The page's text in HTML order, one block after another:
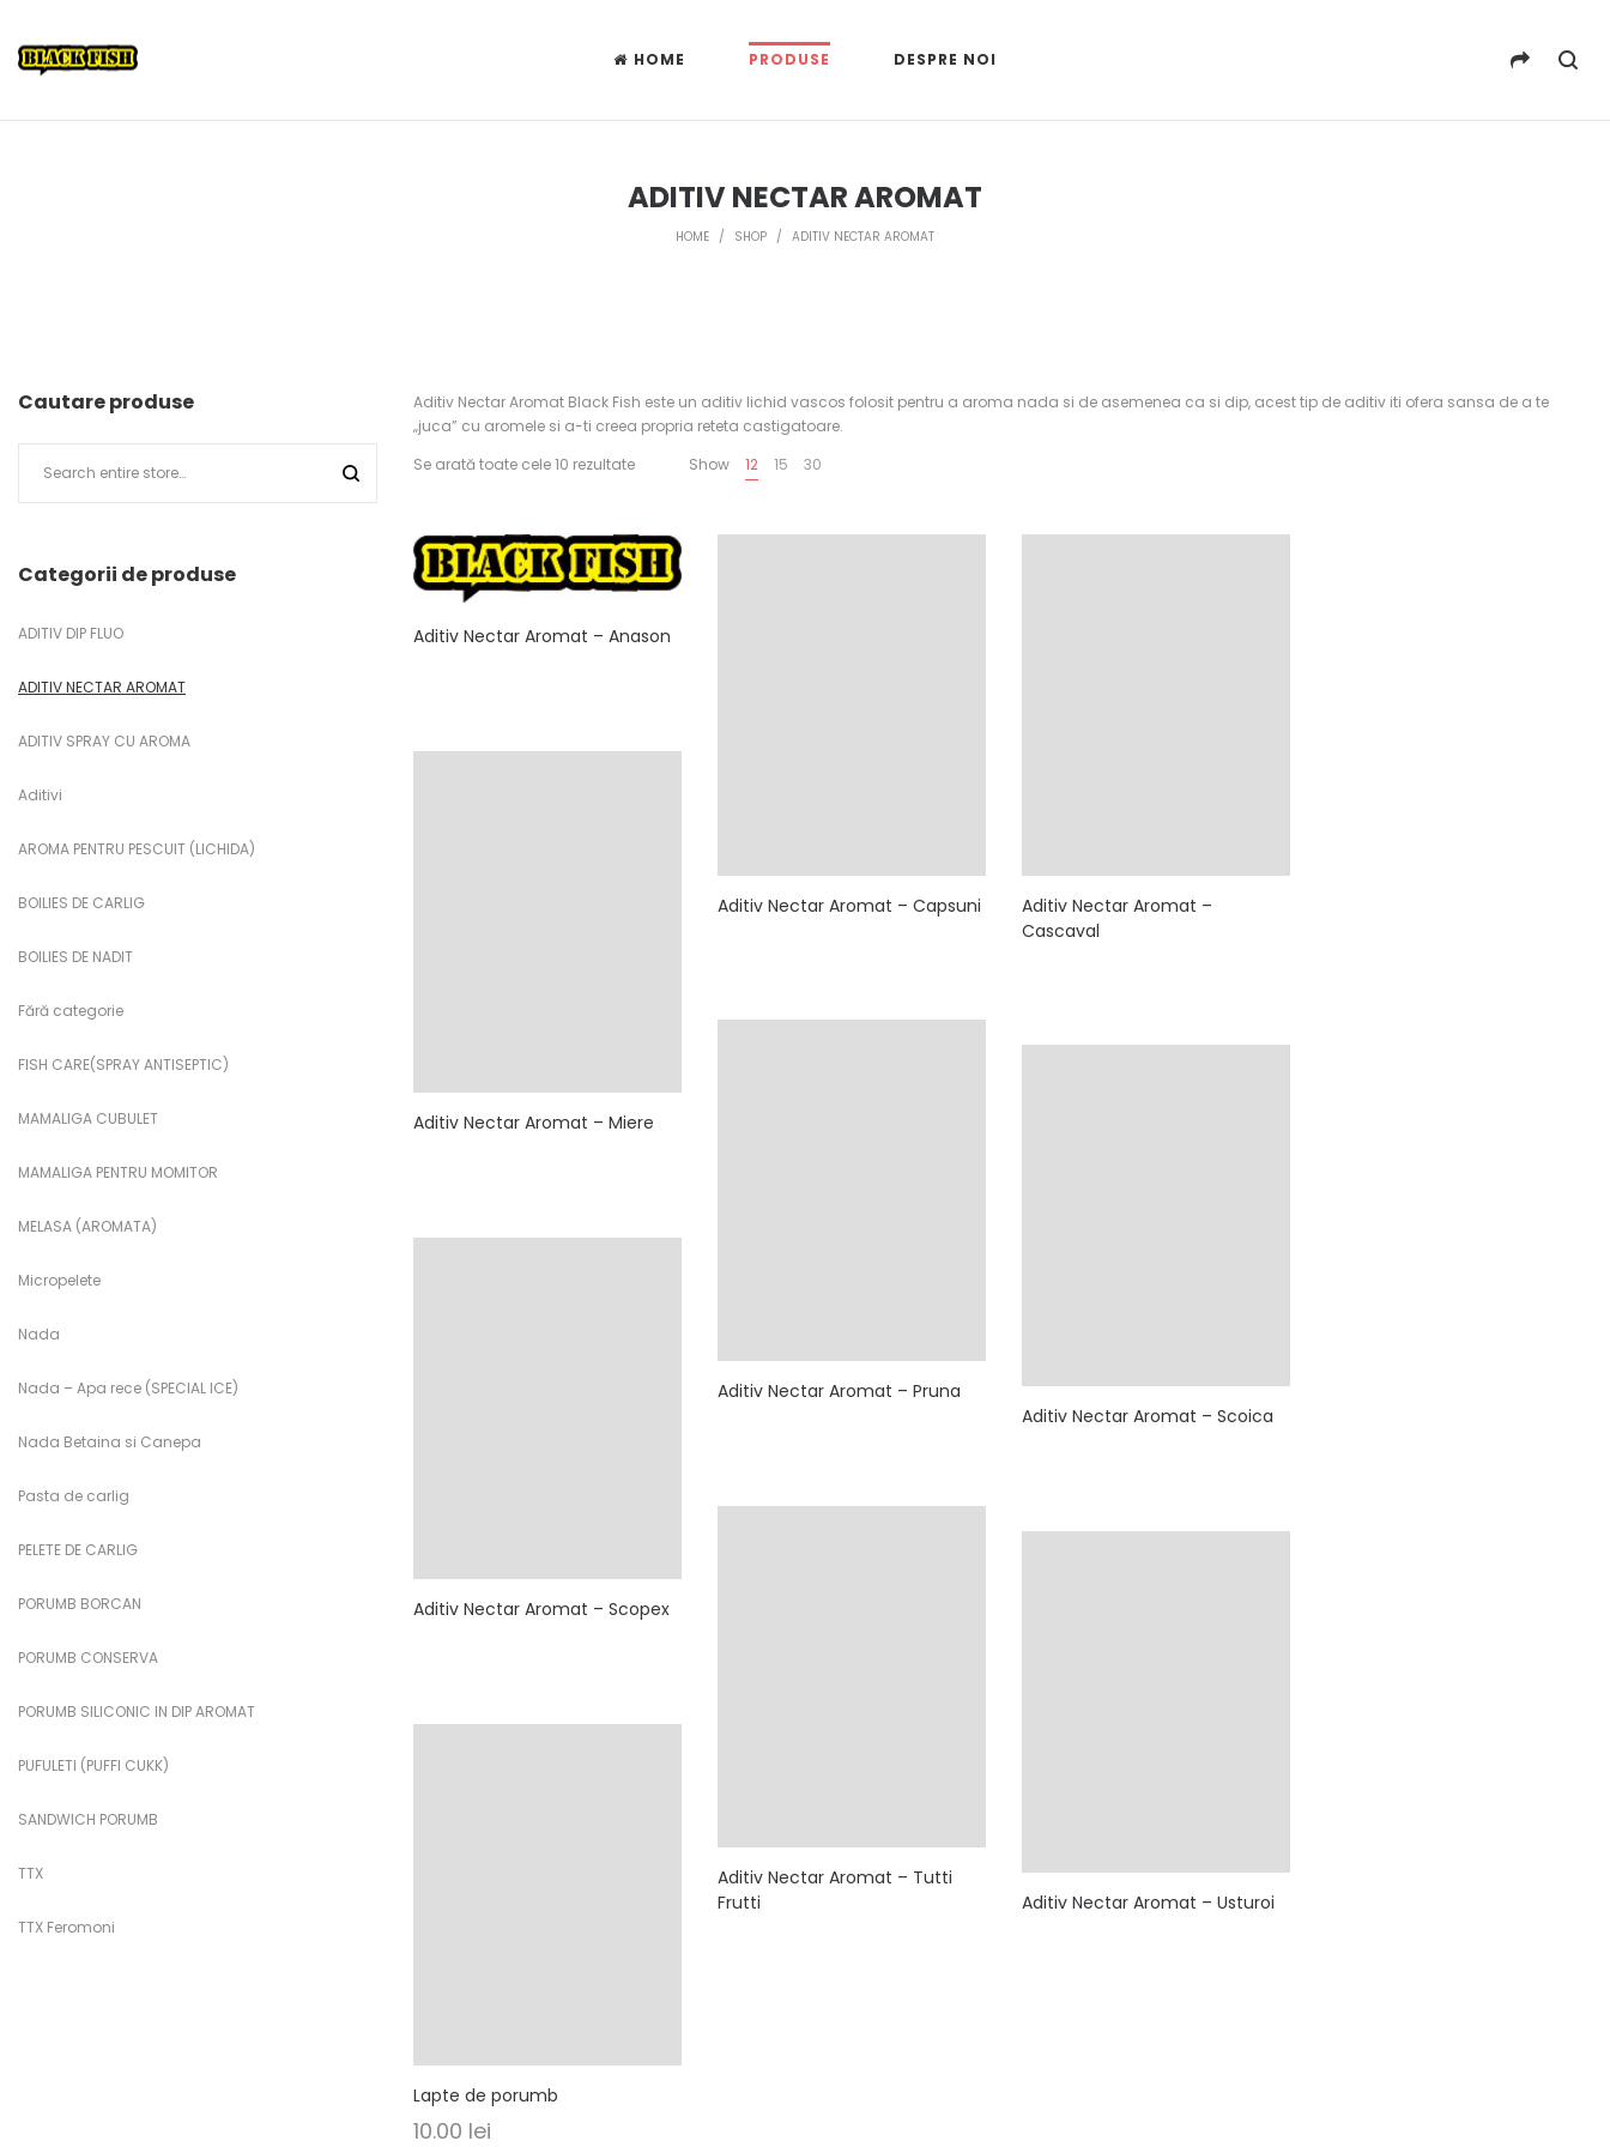
HOME PRODUSE DESPRE NOI
ADITIV NECTAR AROMAT
HOME / SHOP / ADITIV NECTAR AROMAT
Aditiv Nectar Aromat Black Fish este un aditiv lichid vascos folosit pentru a aroma nada si de asemenea ca si dip, acest tip de aditiv iti ofera sansa de a te
„juca” cu aromele si a-ti creea propria reteta castigatoare.
Se arată toate cele 10 rezultate
Show 12 15 30
Aditiv Nectar Aromat – Anason
Aditiv Nectar Aromat – Capsuni
Aditiv Nectar Aromat –
Cascaval
Aditiv Nectar Aromat – Miere
Aditiv Nectar Aromat – Pruna
Aditiv Nectar Aromat – Scoica
Aditiv Nectar Aromat – Scopex
Aditiv Nectar Aromat – Tutti
Frutti
Aditiv Nectar Aromat – Usturoi
Lapte de porumb
10.00 lei
Cautare produse
Categorii de produse
ADITIV DIP FLUO
ADITIV NECTAR AROMAT
ADITIV SPRAY CU AROMA
Aditivi
AROMA PENTRU PESCUIT (LICHIDA)
BOILIES DE CARLIG
BOILIES DE NADIT
Fără categorie
FISH CARE(SPRAY ANTISEPTIC)
MAMALIGA CUBULET
MAMALIGA PENTRU MOMITOR
MELASA (AROMATA)
Micropelete
Nada
Nada – Apa rece (SPECIAL ICE)
Nada Betaina si Canepa
Pasta de carlig
PELETE DE CARLIG
PORUMB BORCAN
PORUMB CONSERVA
PORUMB SILICONIC IN DIP AROMAT
PUFULETI (PUFFI CUKK)
SANDWICH PORUMB
TTX
TTX Feromoni